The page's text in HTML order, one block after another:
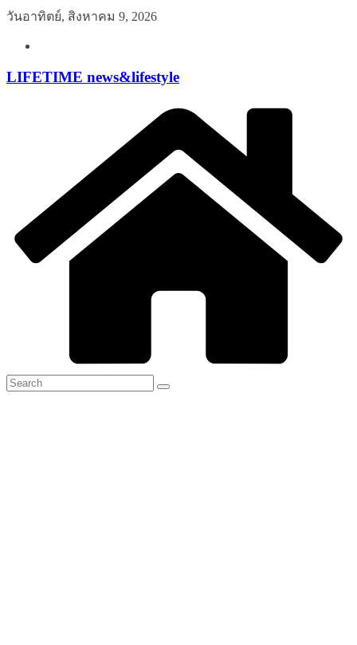
Skip
วันอาทิตย์, สิงหาคม 9, 2026
LIFETIME news&lifestyle